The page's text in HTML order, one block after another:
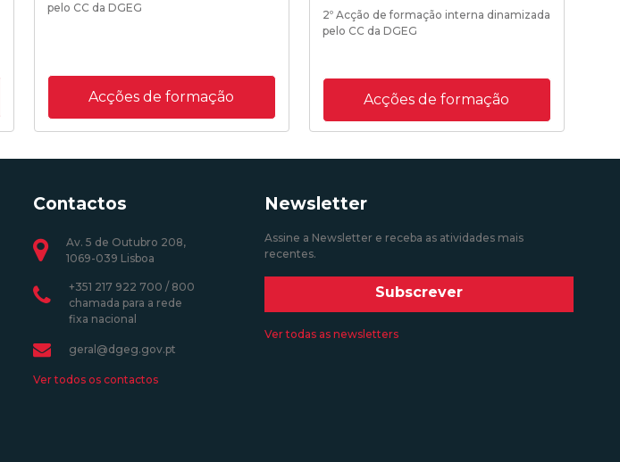
pelo CC da DGEG
Acções de formação
2º Acção de formação interna dinamizada
pelo CC da DGEG
Acções de formação
Contactos
Av. 5 de Outubro 208,
1069-039 Lisboa
+351 217 922 700 / 800
chamada para a rede
fixa nacional
geral@dgeg.gov.pt
Ver todos os contactos
Newsletter
Assine a Newsletter e receba as atividades mais
recentes.
Subscrever
Ver todas as newsletters